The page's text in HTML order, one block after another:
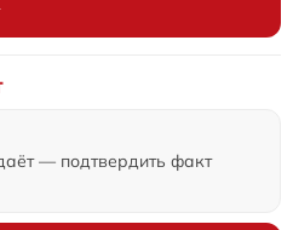
— подтвердить факт